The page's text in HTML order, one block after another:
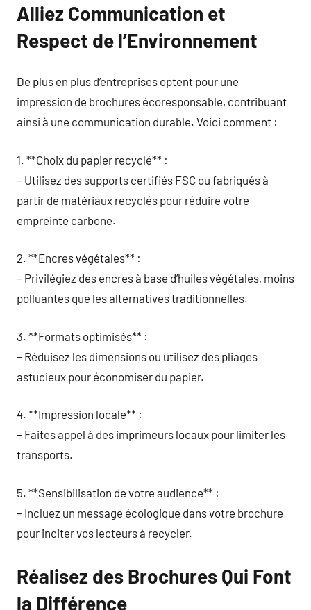
Alliez Communication et
Respect de l’Environnement
De plus en plus d’entreprises optent pour une
impression de brochures écoresponsable, contribuant
ainsi à une communication durable. Voici comment :
1. **Choix du papier recyclé** :
– Utilisez des supports certifiés FSC ou fabriqués à
partir de matériaux recyclés pour réduire votre
empreinte carbone.
2. **Encres végétales** :
– Privilégiez des encres à base d’huiles végétales, moins
polluantes que les alternatives traditionnelles.
3. **Formats optimisés** :
– Réduisez les dimensions ou utilisez des pliages
astucieux pour économiser du papier.
4. **Impression locale** :
– Faites appel à des imprimeurs locaux pour limiter les
transports.
5. **Sensibilisation de votre audience** :
– Incluez un message écologique dans votre brochure
pour inciter vos lecteurs à recycler.
Réalisez des Brochures Qui Font
la Différence